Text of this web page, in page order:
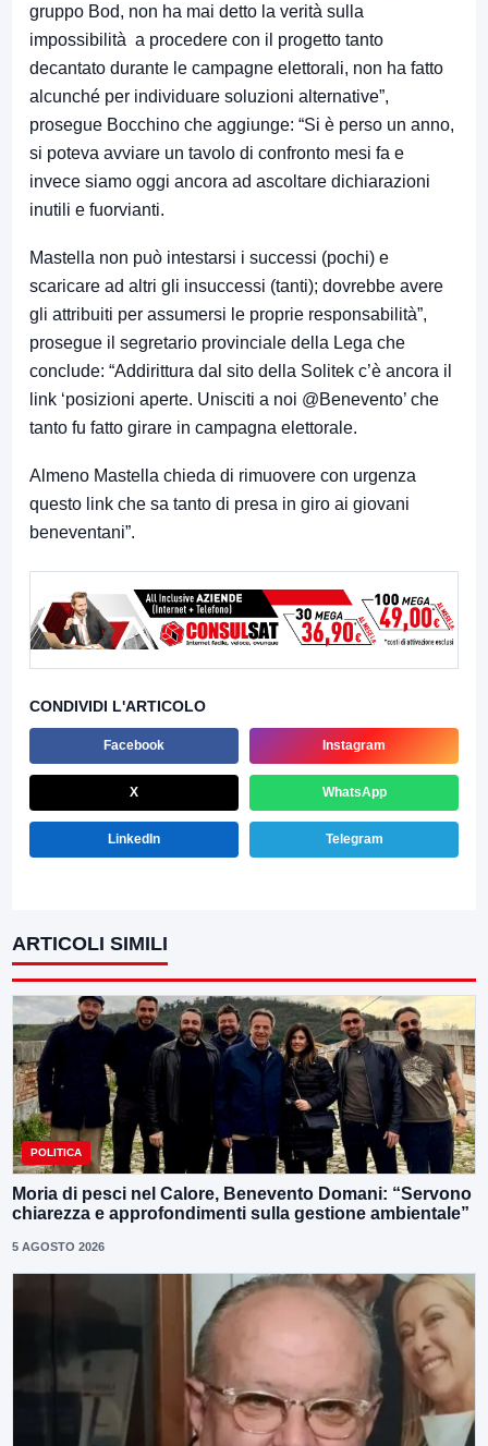
gruppo Bod, non ha mai detto la verità sulla
impossibilità a procedere con il progetto tanto
decantato durante le campagne elettorali, non ha fatto
alcunché per individuare soluzioni alternative”,
prosegue Bocchino che aggiunge: “Si è perso un anno,
si poteva avviare un tavolo di confronto mesi fa e
invece siamo oggi ancora ad ascoltare dichiarazioni
inutili e fuorvianti.
Mastella non può intestarsi i successi (pochi) e
scaricare ad altri gli insuccessi (tanti); dovrebbe avere
gli attribuiti per assumersi le proprie responsabilità”,
prosegue il segretario provinciale della Lega che
conclude: “Addirittura dal sito della Solitek c’è ancora il
link ‘posizioni aperte. Unisciti a noi @Benevento’ che
tanto fu fatto girare in campagna elettorale.
Almeno Mastella chieda di rimuovere con urgenza
questo link che sa tanto di presa in giro ai giovani
beneventani”.
CONDIVIDI L'ARTICOLO
Facebook Instagram
X WhatsApp
LinkedIn Telegram
ARTICOLI SIMILI
POLITICA
Moria di pesci nel Calore, Benevento Domani: “Servono
chiarezza e approfondimenti sulla gestione ambientale”
5 AGOSTO 2026